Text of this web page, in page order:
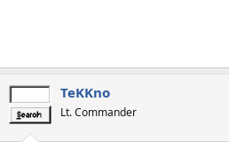
TeKKno
Lt. Commander